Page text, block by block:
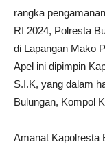
rangka
RI 2024, Polresta
di Lapangan Mako
Apel ini dipimpin
S.I.K, yang dalam
Bulungan, Kompol
Amanat Kapolresta